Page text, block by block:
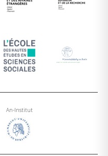
An-Institut